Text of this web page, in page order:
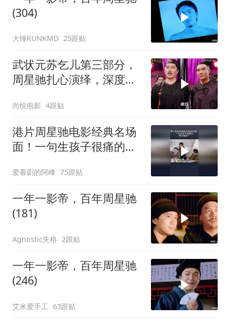
(304)
大锤RUNKMD 25跟贴
武状元苏乞儿第三部分，
周星驰扎心演绎，深度解
尚悦电影 4跟贴
港片周星驰电影经典名场
面！一句生孩子很痛的，
爱看剧的阿峰 75跟贴
一年一影帝，百年周星驰
(181)
Agnostic失格 2跟贴
一年一影帝，百年周星驰
(246)
艾米爱手工 63跟贴